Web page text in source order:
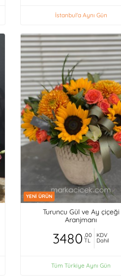
İstanbul'a Aynı Gün
YENİ ÜRÜN
Turuncu Gül ve Ay çiçeği
Aranjmanı
3480 ,00
TL
KDV
Dahil
Tüm Türkiye Aynı Gün